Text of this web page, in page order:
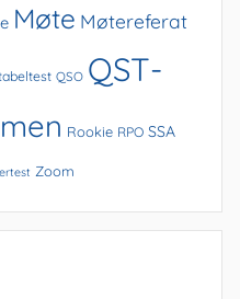
Møte Møtereferat
QSO QST-
Rookie RPO SSA
Zoom